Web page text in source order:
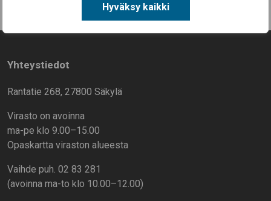
Hyväksy kaikki
Yhteystiedot
Rantatie 268, 27800 Säkylä
Virasto on avoinna
ma-pe klo 9.00–15.00
Opaskartta viraston alueesta
Vaihde puh. 02 83 281
(avoinna ma-to klo 10.00–12.00)